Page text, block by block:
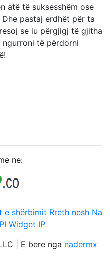
atë të suksesshëm ose
pastaj erdhët për ta
se iu përgjigj të gjitha
ngurroni të përdorni
ne:
e shërbimit Rreth nesh Na
Widget IP
| E bere nga nadermx